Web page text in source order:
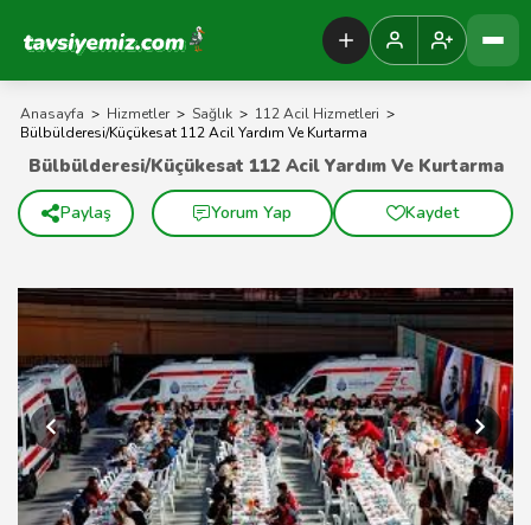
Tavsiyemiz Anasayfa
Anasayfa > Hizmetler > Sağlık > 112 Acil Hizmetleri >
Bülbülderesi/Küçükesat 112 Acil Yardım Ve Kurtarma
Bülbülderesi/Küçükesat 112 Acil Yardım Ve Kurtarma
Paylaş Yorum Yap Kaydet